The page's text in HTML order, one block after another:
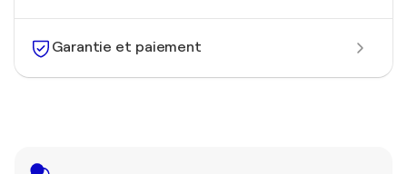
Garantie et paiement